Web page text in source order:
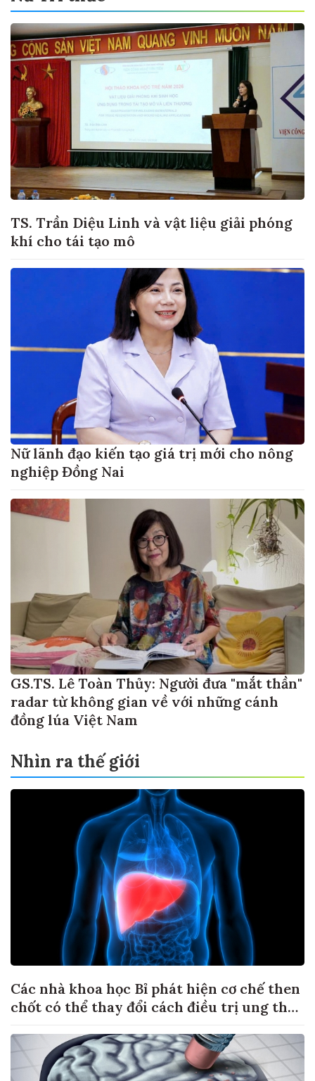
TS. Trần Diệu Linh và vật liệu giải phóng
khí cho tái tạo mô
Nữ lãnh đạo kiến tạo giá trị mới cho nông
nghiệp Đồng Nai
GS.TS. Lê Toàn Thủy: Người đưa "mắt thần"
radar từ không gian về với những cánh
đồng lúa Việt Nam
Nhìn ra thế giới
Các nhà khoa học Bỉ phát hiện cơ chế then
chốt có thể thay đổi cách điều trị ung thư